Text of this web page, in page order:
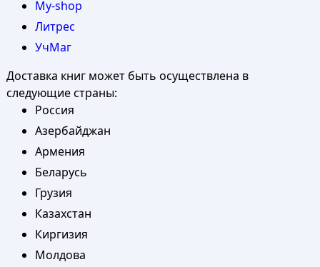
My-shop
Литрес
УчМаг
Доставка книг может быть осуществлена в
следующие страны:
Россия
Азербайджан
Армения
Беларусь
Грузия
Казахстан
Киргизия
Молдова